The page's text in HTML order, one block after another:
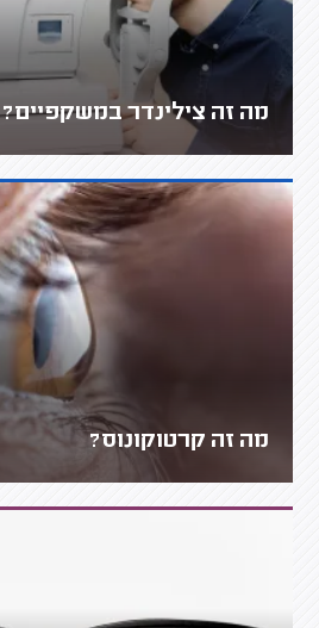
מה זה צילינדר במשקפיים?
מה זה קרטוקונוס?